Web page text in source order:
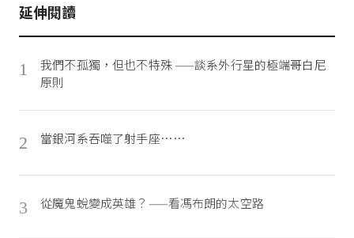
延伸閱讀
1
我們不孤獨，但也不特殊 ——談系外行星的極端哥白尼
原則
2 當銀河系吞噬了射手座……
3 從魔鬼蛻變成英雄？——看馮布朗的太空路